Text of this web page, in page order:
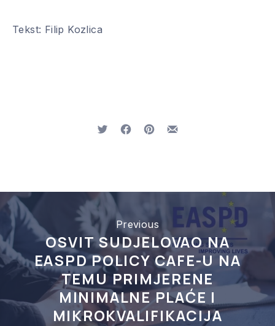
Tekst: Filip Kozlica
TweetShare on Facebook
Share on Pinterest
Share by Email
Previous
OSVIT SUDJELOVAO NA
EASPD POLICY CAFE-U NA
TEMU PRIMJERENE
MINIMALNE PLAĆE I
MIKROKVALIFIKACIJA